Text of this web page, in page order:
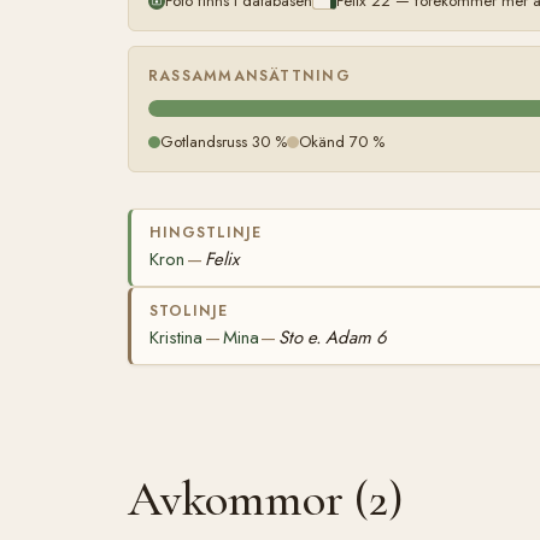
RASSAMMANSÄTTNING
Gotlandsruss 30 % Okänd 70 %
HINGSTLINJE
Kron — Felix
STOLINJE
Kristina —Mina— Sto e. Adam 6
Avkommor (2)